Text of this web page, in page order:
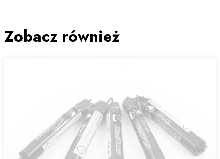
Zobacz również